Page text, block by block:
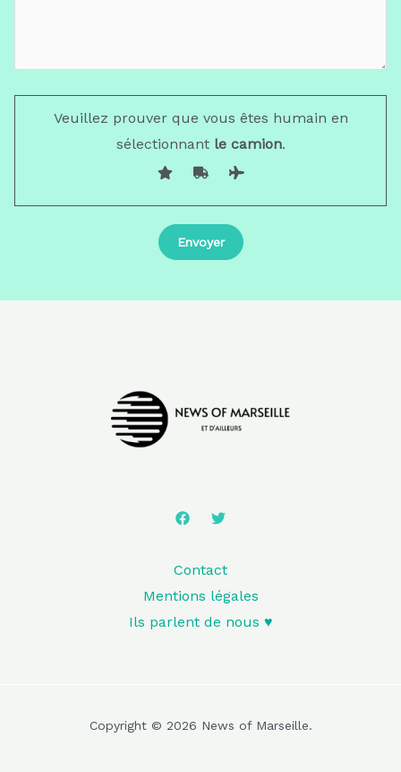
Veuillez prouver que vous êtes humain en
sélectionnantle camion.
Contact
Mentions légales
Ils parlent de nous ♥️
Copyright © 2026 News of Marseille.